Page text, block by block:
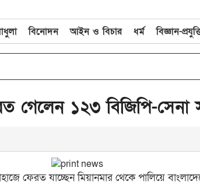
বিনোদন আইন ও বিচার ধর্ম বিজ্ঞান-
গেলেন ১২৩ বিজিপি-সেনা
ফেরত যাচ্ছেন মিয়ানমার থেকে পালিয়ে